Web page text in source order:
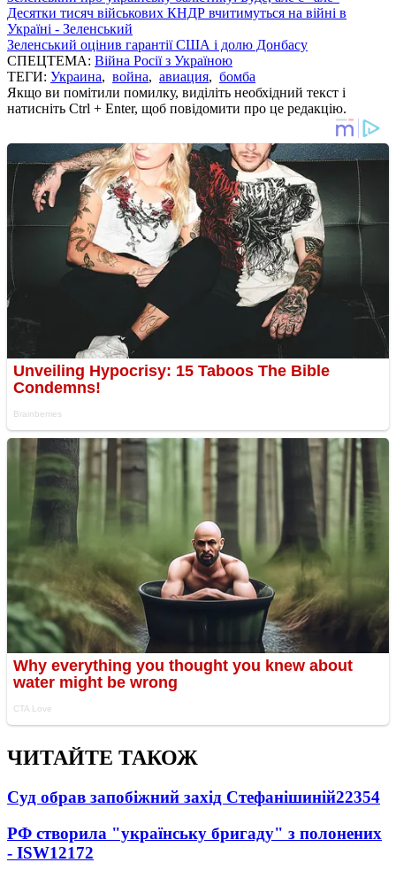
Десятки тисяч військових КНДР вчитимуться на війні в
Україні - Зеленський
Зеленський оцінив гарантії США і долю Донбасу
СПЕЦТЕМА: Війна Росії з Україною
ТЕГИ: Украина, война, авиация, бомба
Якщо ви помітили помилку, виділіть необхідний текст і
натисніть Ctrl + Enter, щоб повідомити про це редакцію.
ЧИТАЙТЕ ТАКОЖ
Суд обрав запобіжний захід Стефанішиній22354
РФ створила "українську бригаду" з полонених
- ISW12172